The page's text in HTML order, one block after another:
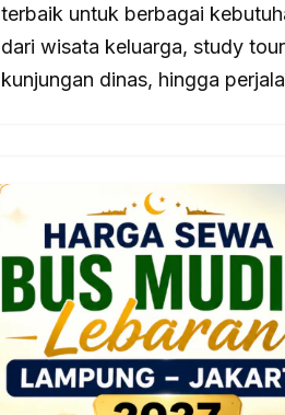
terbaik untuk berbagai
dari wisata keluarga, study
kunjungan dinas, hingga